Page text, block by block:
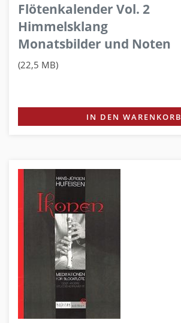
Flötenkalender Vol. 2
Himmelsklang
Monatsbilder und Noten
(22,5 MB)
IN DEN WARENKORB